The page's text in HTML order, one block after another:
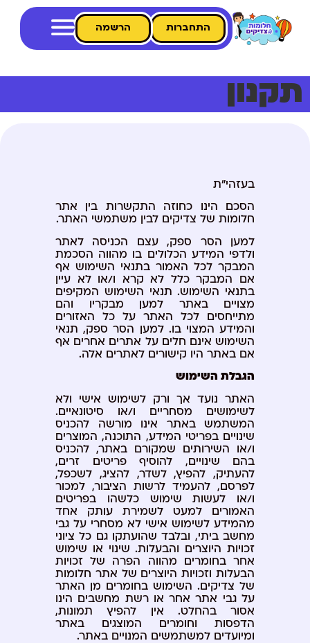
התחברות הרשמה
תקנון
בעזהי"ת
הסכם הינו כחוזה התקשרות בין אתר
חלומות של צדיקים לבין משתמשי האתר.
למען הסר ספק, עצם הכניסה לאתר
ולדפי המידע הכלולים בו מהווה הסכמת
המבקר לכל האמור בתנאי השימוש אף
אם המבקר כלל לא קרא ו/או לא עיין
בתנאי השימוש. תנאי השימוש המקיפים
מצויים באתר למען מבקריו והם
מתייחסים לכל האתר על כל האזורים
והמידע המצוי בו. למען הסר ספק, תנאי
השימוש אינם חלים על אתרים אחרים אף
אם באתר היו קישורים לאתרים אלה.
הגבלת השימוש
האתר נועד אך ורק לשימוש אישי ולא
לשימושים מסחריים ו/או סיטונאיים.
המשתמש באתר אינו מורשה להכניס
שינויים בפריטי המידע, התוכנה, המוצרים
ו/או השירותים שמקורם באתר, להכניס
בהם שינויים, להוסיף פריטים זרים,
להעתיק, להפיץ, לשדר, להציג, לשכפל,
לפרסם, להעמיד לרשות הציבור, למכור
ו/או לעשות שימוש כלשהו בפריטים
האמורים למעט לשמירת עותק אחד
מהמידע לשימוש אישי לא מסחרי על גבי
מחשב ביתי, ובלבד שהועתקו גם כל ציוני
זכויות היוצרים והבעלות. שינוי או שימוש
אחר בחומרים מהווה הפרה של זכויות
הבעלות וזכויות היוצרים של אתר חלומות
של צדיקים. השימוש בחומרים מן האתר
על גבי אתר אחר או רשת מחשבים הינו
אסור בהחלט. אין להפיץ תמונות,
הדפסות וחומרים המוצגים באתר
ומיועדים למשתמשים המנויים באתר.